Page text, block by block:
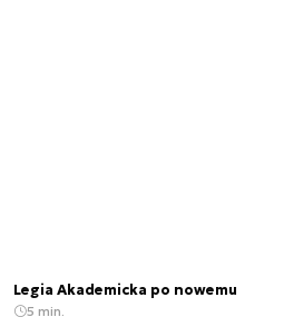
Legia Akademicka po nowemu
5 min.